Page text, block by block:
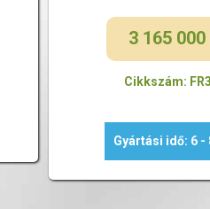
3 165 000
Cikkszám:
Gyártási idő: 6 -